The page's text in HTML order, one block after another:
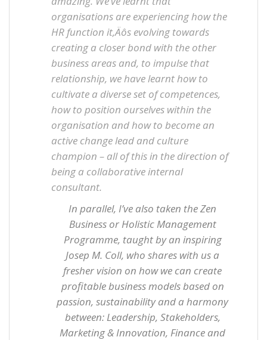
organisations are experiencing how the
HR function it‚Äôs evolving towards
creating a closer bond with the other
business areas and, to impulse that
relationship, we have learnt how to
cultivate a diverse set of competences,
how to position ourselves within the
organisation and how to become an
active change lead and culture
champion – all of this in the direction of
being a collaborative internal
consultant.
In parallel, I’ve also taken the Zen
Business or Holistic Management
Programme, taught by an inspiring
Josep M. Coll, who shares with us a
fresher vision on how we can create
profitable business models based on
passion, sustainability and a harmony
between: Leadership, Stakeholders,
Marketing & Innovation, Finance and